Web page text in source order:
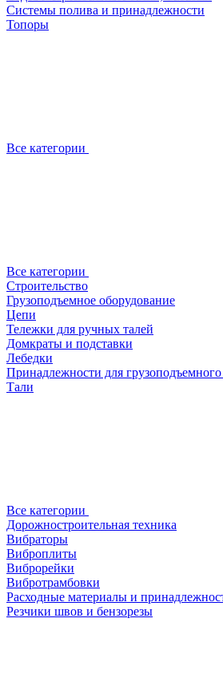
Системы полива и принадлежности
Топоры
Все категории
Все категории
Строительство
Грузоподъемное оборудование
Цепи
Тележки для ручных талей
Домкраты и подставки
Лебедки
Принадлежности для
Тали
Все категории
Дорожностроительная техника
Вибраторы
Виброплиты
Виброрейки
Вибротрамбовки
Расходные материалы и
Резчики швов и бензорезы